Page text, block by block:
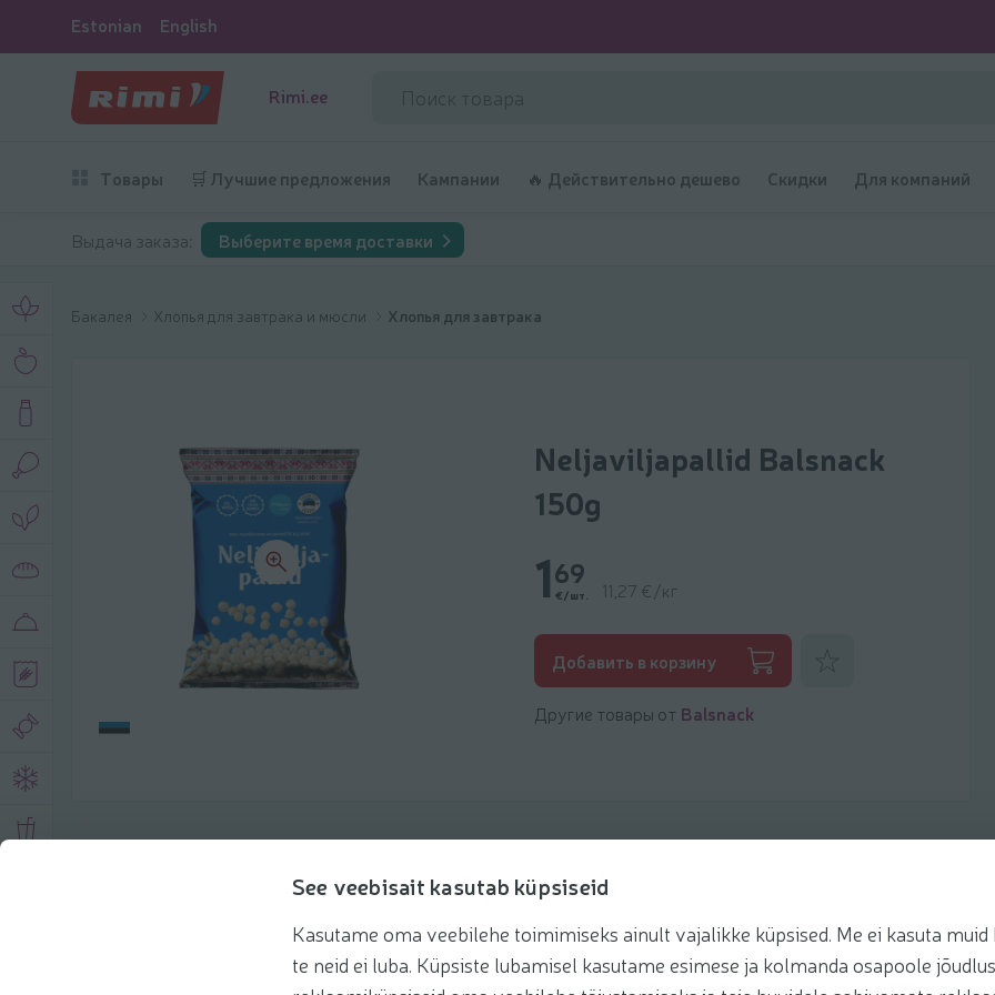
See veebisait kasutab küpsiseid
Kasutame oma veebilehe toimimiseks ainult vajalikke küpsised. Me ei kasuta muid
te neid ei luba. Küpsiste lubamisel kasutame esimese ja kolmanda osapoole
Estonian English
Rimi.ee
Товары 🛒 Лучшие предложения Кампании 🔥 Действительно дешево Скидки Для компаний
Выдача заказа: Выберите время доставки
Бакалея Хлопья для завтрака и мюсли Хлопья для завтрака
Neljaviljapallid Balsnack
150g
169
€/шт. 11,27 €/кг
Добавить в корзину
Другие товары от Balsnack
Рекомендации Рецепты